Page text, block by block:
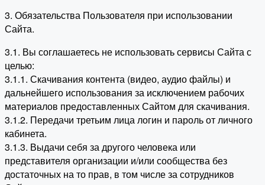
3. Обязательства Пользователя при использовании
Сайта.
3.1. Вы соглашаетесь не использовать сервисы Сайта с
целью:
3.1.1. Скачивания контента (видео, аудио файлы) и
дальнейшего использования за исключением рабочих
материалов предоставленных Сайтом для скачивания.
3.1.2. Передачи третьим лица логин и пароль от личного
кабинета.
3.1.3. Выдачи себя за другого человека или
представителя организации и/или сообщества без
достаточных на то прав, в том числе за сотрудников